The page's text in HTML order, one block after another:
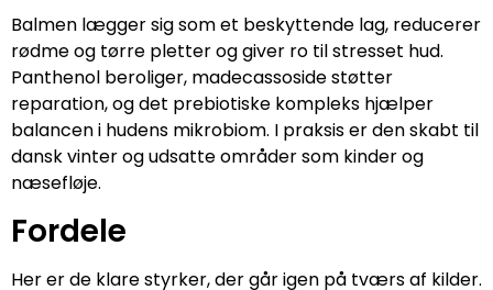
Balmen lægger sig som et beskyttende lag, reducerer
rødme og tørre pletter og giver ro til stresset hud.
Panthenol beroliger, madecassoside støtter
reparation, og det prebiotiske kompleks hjælper
balancen i hudens mikrobiom. I praksis er den skabt til
dansk vinter og udsatte områder som kinder og
næsefløje.
Fordele
Her er de klare styrker, der går igen på tværs af kilder.